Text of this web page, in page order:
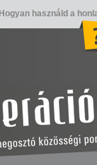
Hogyan használd a